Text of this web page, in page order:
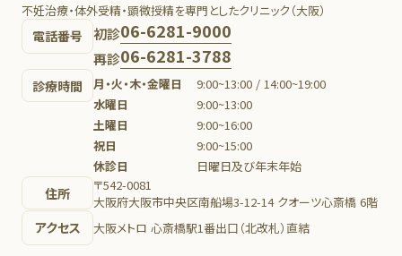
不妊治療・体外受精・顕微授精を専門としたクリニック（大阪）
電話番号 初診06-6281-9000
再診06-6281-3788
診療時間 月・火・木・金曜日
9:00~13:00 / 14:00~19:00
水曜日
9:00~13:00
土曜日
9:00~16:00
祝日
9:00~15:00
休診日
日曜日及び年末年始
住所
〒542-0081
大阪府大阪市中央区南船場3-12-14 クオーツ心斎橋 6階
アクセス 大阪メトロ 心斎橋駅1番出口（北改札）直結